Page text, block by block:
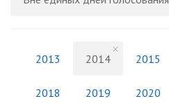
2013 2014 2015
2018 2019 2020